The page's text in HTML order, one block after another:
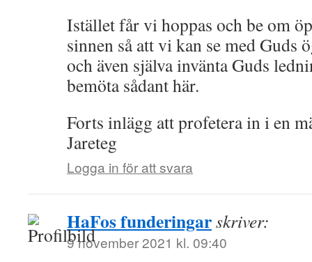
Istället får vi hoppas och be om
sinnen så att vi kan se med Guds
och även själva invänta Guds
bemöta sådant här.
Forts inlägg att profetera in i en
Jareteg
Logga in för att svara
HaFos funderingarskriver:
9 november 2021 kl. 09:40